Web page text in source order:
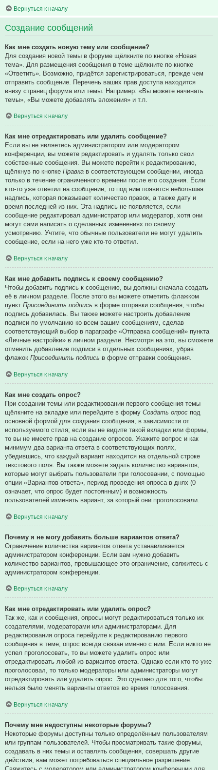
Вернуться к началу
Создание сообщений
Как мне создать новую тему или сообщение?
Для создания новой темы в форуме щёлкните по кнопке «Новая
тема». Для размещения сообщения в теме щёлкните по кнопке
«Ответить». Возможно, придётся зарегистрироваться, прежде чем
отправить сообщение. Перечень ваших прав доступа находится
внизу страниц форума или темы. Например: «Вы можете начинать
темы», «Вы можете добавлять вложения» и т.п.
Вернуться к началу
Как мне отредактировать или удалить сообщение?
Если вы не являетесь администратором или модератором
конференции, вы можете редактировать и удалять только свои
собственные сообщения. Вы можете перейти к редактированию,
щёлкнув по кнопке Правка в соответствующем сообщении, иногда
только в течение ограниченного времени после его создания. Если
кто-то уже ответил на сообщение, то под ним появится небольшая
надпись, которая показывает количество правок, а также дату и
время последней из них. Эта надпись не появляется, если
сообщение редактировал администратор или модератор, хотя они
могут сами написать о сделанных изменениях по своему
усмотрению. Учтите, что обычные пользователи не могут удалить
сообщение, если на него уже кто-то ответил.
Вернуться к началу
Как мне добавить подпись к своему сообщению?
Чтобы добавить подпись к сообщению, вы должны сначала создать
её в личном разделе. После этого вы можете отметить флажком
пункт Присоединить подпись в форме отправки сообщения, чтобы
подпись добавилась. Вы также можете настроить добавление
подписи по умолчанию ко всем вашим сообщениям, сделав
соответствующий выбор в параграфе «Отправка сообщений» пункта
«Личные настройки» в личном разделе. Несмотря на это, вы сможете
отменить добавление подписи в отдельных сообщениях, убрав
флажок Присоединить подпись в форме отправки сообщения.
Вернуться к началу
Как мне создать опрос?
При создании темы или редактировании первого сообщения темы
щёлкните на вкладке или перейдите в форму Создать опрос под
основной формой для создания сообщения, в зависимости от
используемого стиля; если вы не видите такой вкладки или формы,
то вы не имеете прав на создание опросов. Укажите вопрос и как
минимум два варианта ответа в соответствующих полях,
убедившись, что каждый вариант находится на отдельной строке
текстового поля. Вы также можете задать количество вариантов,
которые могут выбрать пользователи при голосовании, с помощью
опции «Вариантов ответа», период проведения опроса в днях (0
означает, что опрос будет постоянным) и возможность
пользователей изменять вариант, за который они проголосовали.
Вернуться к началу
Почему я не могу добавить больше вариантов ответа?
Ограничение количества вариантов ответа устанавливается
администратором конференции. Если вам нужно добавить
количество вариантов, превышающее это ограничение, свяжитесь с
администратором конференции.
Вернуться к началу
Как мне отредактировать или удалить опрос?
Так же, как и сообщения, опросы могут редактироваться только их
создателями, модераторами или администраторами. Для
редактирования опроса перейдите к редактированию первого
сообщения в теме; опрос всегда связан именно с ним. Если никто не
успел проголосовать, то вы можете удалить опрос или
отредактировать любой из вариантов ответа. Однако если кто-то уже
проголосовал, то только модераторы или администраторы могут
отредактировать или удалить опрос. Это сделано для того, чтобы
нельзя было менять варианты ответов во время голосования.
Вернуться к началу
Почему мне недоступны некоторые форумы?
Некоторые форумы доступны только определённым пользователям
или группам пользователей. Чтобы просматривать такие форумы,
создавать в них темы и оставлять сообщения, совершать другие
действия, вам может потребоваться специальное разрешение.